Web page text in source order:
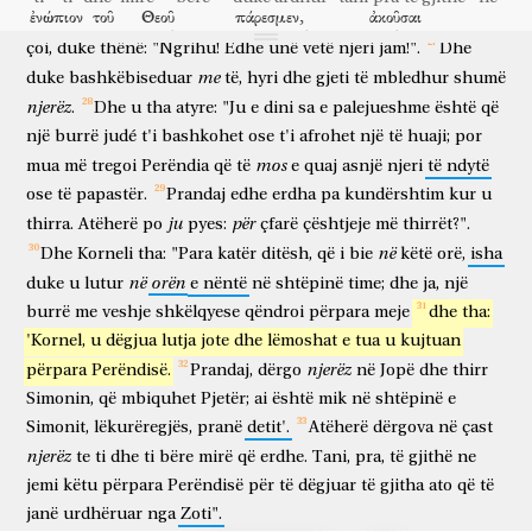
ἐνώπιον τοῦ Θεοῦ πάρεσμεν, ἀκοῦσαι
πάντα
të gjitha
τὰ
ato
προστεταγμένα
që janë urdhëruar
σοι
ty
ὑπὸ
nga
τοῦ Κυρίου.
Zoti
ἀνοίξας
duke hapur
δὲ
dhe
Πέτρος
Pjetri
τὸ στόμα
gojën tha
ἐπ’
mbi
ἀληθείας
të vërtetë
καταλαμβάνομαι,
përkap
ὅτι
se
οὐκ
nuk
ἔστιν
është
προσωπολήμπτης
i anshëm
ὁ Θεός,
Perëndia
ἀλλ’
por
ἐν
në
παντὶ
çdo
ἔθνει,
komb
ὁ
ai
φοβούμενος
që ka frikë
αὐτὸν
atë
καὶ
dhe
ἐργαζόμενος
që punon
δικαιοσύνην, δεκτὸς αὐτῷ
atij
ἐστιν. τὸν λόγον ὃν
ἀπέστειλεν
dërgoi
τοῖς υἱοῖς
bijve
Ἰσραὴλ,
të Izraelit
εὐαγγελιζόμενος
duke shpallur lajm të mirë
εἰρήνην
paqe
nëpërmjet
Ἰησοῦ
Jezu
Χριστοῦ;
Krishtit
οὗτός
ky
ἐστιν
është i të gjithëve
Κύριος.
Zot
ὑμεῖς
ju
οἴδατε
dini
τὸ γενόμενον
që ndodhi
ῥῆμα
gjënë
καθ’
nëpër
ὅλης
tërë
τῆς Ἰουδαίας,
Judenë
ἀρξάμενος
duke filluar
ἀπὸ
nga
τῆς Γαλιλαίας,
Galileja
μετὰ
mbas
τὸ βάπτισμα
pagëzimit
ὃ
të cilin
ἐκήρυξεν Ἰωάννης, Ἰησοῦν
Jezusin
τὸν
atë
ἀπὸ
nga
Ναζαρέθ, ὡς
si
ἔχρισεν
vajosi
αὐτὸν
atë
ὁ Θεὸς
Perëndia
Πνεύματι
Frymës
Ἁγίῳ
së Shenjtë
καὶ
dhe
δυνάμει;
fuqie
ὃς
i cili
διῆλθεν
kaloi
εὐεργετῶν
duke bërë mirë dhe
ἰώμενος
duke shëruar
πάντας
takoi dhe, duke rënë këmbët e tij, e adhuroi. Por
çoi, duke thënë: "Ngrihu! Edhe unë vetë njeri jam!".
Dhe
duke bashkëbiseduar me të, hyri dhe gjeti të mbledhur shumë
njerëz. Dhe u tha atyre: "Ju e dini sa e palejueshme është që
një burrë judé t'i bashkohet ose t'i afrohet një të huaji; por
mua më tregoi Perëndia që të mos e quaj asnjë njeri të ndytë
ose të papastër. Prandaj edhe erdha pa kundërshtim kur u
thirra. Atëherë po ju pyes: për çfarë çështjeje më thirrët?".
Dhe Korneli tha: "Para katër ditësh, që i bie në këtë orë, isha
duke u lutur në orën e nëntë në shtëpinë time; dhe ja, një
burrë me veshje shkëlqyese qëndroi përpara meje dhe tha:
'Kornel, u dëgjua lutja jote dhe lëmoshat e tua u kujtuan
përpara Perëndisë. Prandaj, dërgo njerëz në Jopë dhe thirr
Simonin, që mbiquhet Pjetër; ai është mik në shtëpinë e
Simonit, lëkurëregjës, pranë detit'. Atëherë dërgova në çast
njerëz te ti dhe ti bëre mirë që erdhe. Tani, pra, të gjithë ne
jemi këtu përpara Perëndisë për të dëgjuar të gjitha ato që të
janë urdhëruar nga Zoti".